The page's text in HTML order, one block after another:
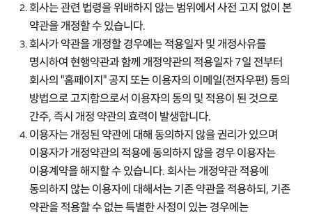
회사는 관련 법령을 위배하지 않는 범위에서 사전 고지 없이 본
약관을 개정할 수 있습니다.
회사가 약관을 개정할 경우에는 적용일자 및 개정사유를
명시하여 현행약관과 함께 개정약관의 적용일자 7일 전부터
회사의 "홈페이지" 공지 또는 이용자의 이메일(전자우편) 등의
방법으로 고지함으로서 이용자의 동의 및 적용이 된 것으로
간주, 즉시 개정 약관의 효력이 발생합니다.
이용자는 개정된 약관에 대해 동의하지 않을 권리가 있으며
이용자가 개정약관의 적용에 동의하지 않을 경우 이용자는
이용계약을 해지할 수 있습니다. 회사는 개정약관 적용에
동의하지 않는 이용자에 대해서는 기존 약관을 적용하되, 기존
약관을 적용할 수 없는 특별한 사정이 있는 경우에는